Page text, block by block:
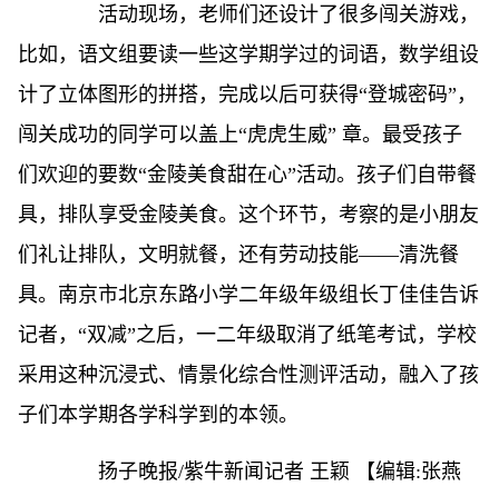
活动现场，老师们还设计了很多闯关游戏，
比如，语文组要读一些这学期学过的词语，数学组设
计了立体图形的拼搭，完成以后可获得“登城密码”，
闯关成功的同学可以盖上“虎虎生威” 章。最受孩子
们欢迎的要数“金陵美食甜在心”活动。孩子们自带餐
具，排队享受金陵美食。这个环节，考察的是小朋友
们礼让排队，文明就餐，还有劳动技能——清洗餐
具。南京市北京东路小学二年级年级组长丁佳佳告诉
记者，“双减”之后，一二年级取消了纸笔考试，学校
采用这种沉浸式、情景化综合性测评活动，融入了孩
子们本学期各学科学到的本领。
扬子晚报/紫牛新闻记者 王颖
【编辑:张燕